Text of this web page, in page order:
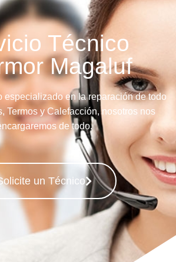
Técnico
Magaluf
especializado en la reparación de todo
Termos y Calefacción, nosotros nos
de todo.
un Técnico